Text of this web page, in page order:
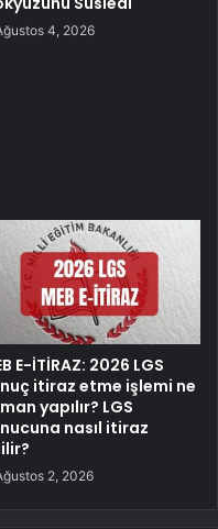
4, 2026
E-İTİRAZ: 2026 LGS
itiraz etme işlemi ne
yapılır? LGS
nasıl itiraz
2, 2026